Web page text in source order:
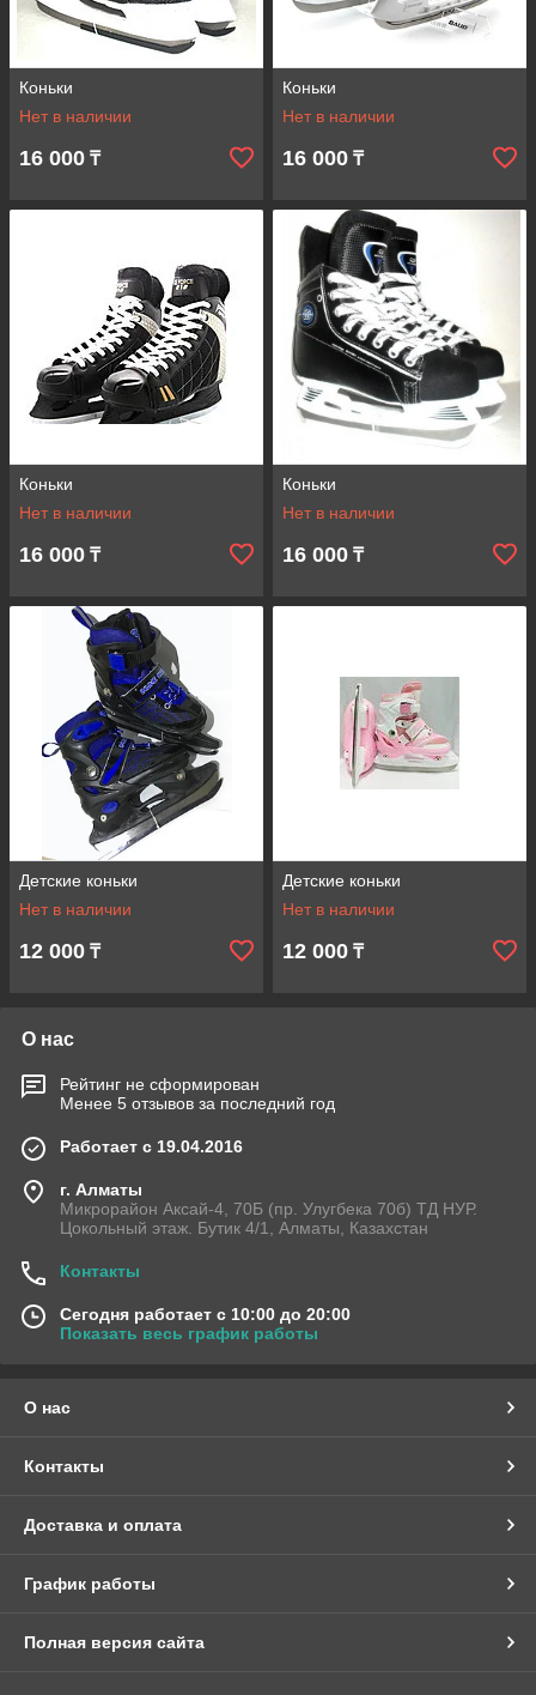
Коньки
Нет в наличии
16 000 ₸
Коньки
Нет в наличии
16 000 ₸
Коньки
Нет в наличии
16 000 ₸
Коньки
Нет в наличии
16 000 ₸
Детские коньки
Нет в наличии
12 000 ₸
Детские коньки
Нет в наличии
12 000 ₸
О нас
Рейтинг не сформирован
Менее 5 отзывов за последний год
Работает с 19.04.2016
г. Алматы
Микрорайон Аксай-4, 70Б (пр. Улугбека 70б) ТД НУР.
Цокольный этаж. Бутик 4/1, Алматы, Казахстан
Контакты
Сегодня работает с 10:00 до 20:00
Показать весь график работы
О нас
Контакты
Доставка и оплата
График работы
Полная версия сайта